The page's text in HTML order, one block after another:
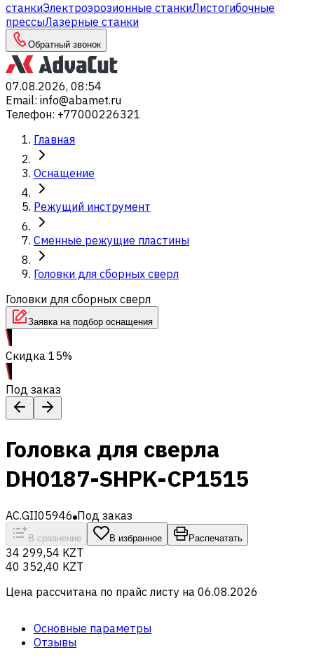
станкиЭлектроэрозионные станкиЛистогибочные
прессыЛазерные станки
Обратный звонок
07.08.2026, 08:54
Email: info@abamet.ru
Телефон: +77000226321
Главная
Оснащение
Режущий инструмент
Сменные режущие пластины
Головки для сборных сверл
Головки для сборных сверл
Заявка на подбор оснащения
Скидка 15%
Под заказ
Головка для сверла
DH0187-SHPK-CP1515
AC.GII05946 Под заказ
В сравнение В избранное Распечатать
34 299,54 KZT
40 352,40 KZT
Цена рассчитана по прайс листу на 06.08.2026
Основные параметры
Отзывы